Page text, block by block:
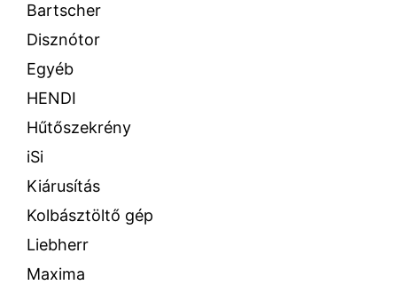
Bartscher
Disznótor
Egyéb
HENDI
Hűtőszekrény
iSi
Kiárusítás
Kolbásztöltő gép
Liebherr
Maxima